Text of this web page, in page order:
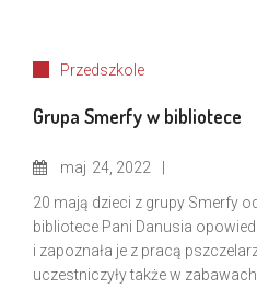
Przedszkole
Grupa Smerfy w bibliotece
maj 24, 2022
20 mają dzieci z grupy Smerfy
bibliotece Pani Danusia
i zapoznała je z pracą
uczestniczyły także w